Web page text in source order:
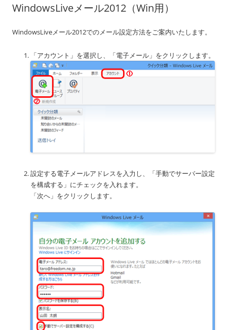
WindowsLiveメール2012（Win用）
WindowsLiveメール2012でのメール設定方法をご案内いたします。
「アカウント」を選択し、「電子メール」をクリックします。
設定する電子メールアドレスを入力し、「手動でサーバー設定
を構成する」にチェックを入れます。
「次へ」をクリックします。